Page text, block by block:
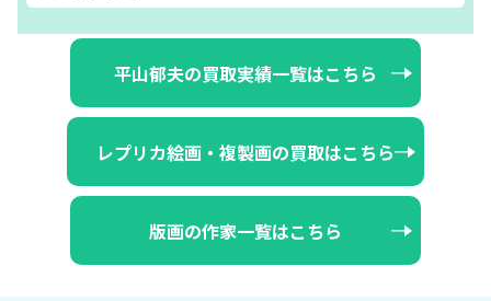
平山郁夫の買取実績一覧はこちら
レプリカ絵画・複製画の買取はこちら
版画の作家一覧はこちら